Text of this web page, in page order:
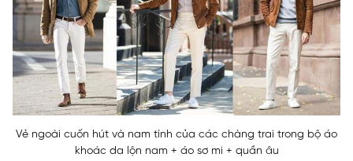
Vẻ ngoài cuốn hút và nam tính của các chàng trai trong bộ áo
khoác da lộn nam + áo sơ mi + quần âu